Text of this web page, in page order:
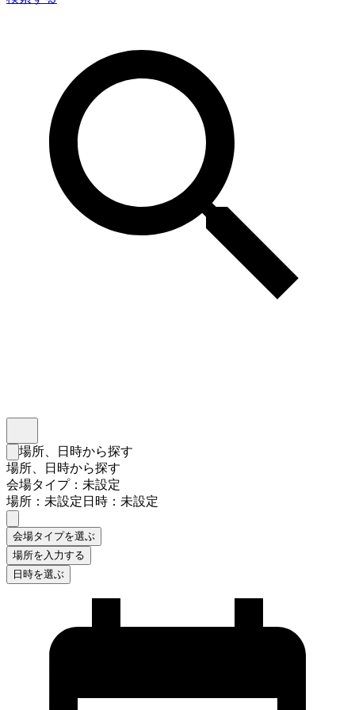
検索フォームを閉じる
場所、日時から探す
場所、日時から探す
会場タイプ：未設定
場所：未設定日時：未設定
会場タイプを選ぶ
場所を入力する
日時を選ぶ